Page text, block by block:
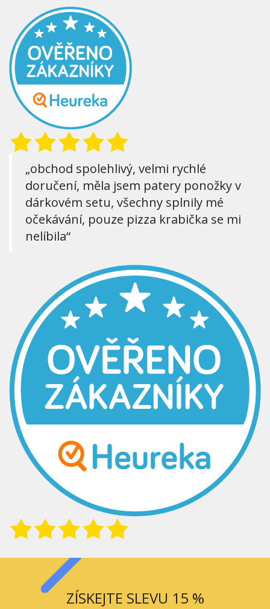
„obchod spolehlivý, velmi rychlé
doručení, měla jsem patery ponožky v
dárkovém setu, všechny splnily mé
očekávání, pouze pizza krabička se mi
nelíbila“
ZÍSKEJTE SLEVU 15 %